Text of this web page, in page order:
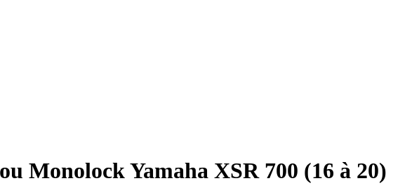
Monolock Yamaha XSR 700 (16 à 20)